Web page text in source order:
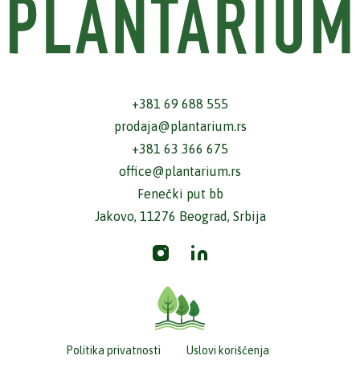
+381 69 688 555
prodaja@plantarium.rs
+381 63 366 675
office@plantarium.rs
Fenečki put bb
Jakovo, 11276 Beograd, Srbija
Politika privatnosti Uslovi korišćenja